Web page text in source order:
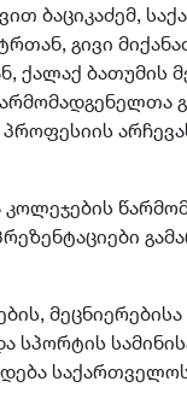
ბაციკაძემ,
თან, გივი
ქალაქ ბათუმის
კოლეჯების
სპორტის